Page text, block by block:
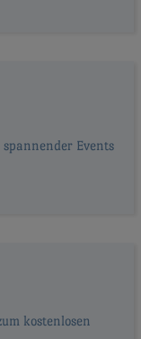
Events